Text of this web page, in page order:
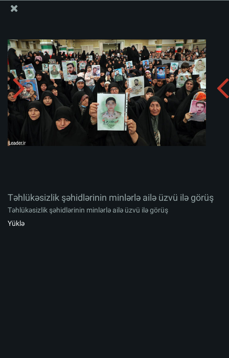
Təhlükəsizlik şəhidlərinin minlərlə ailə üzvü ilə görüş
Albomu yüklə: zip
Təhlükəsizlik şəhidlərinin minlərlə ailə üzvü ilə görüş
Təhlükəsizlik şəhidlərinin minlərlə ailə üzvü ilə görüş
Yüklə